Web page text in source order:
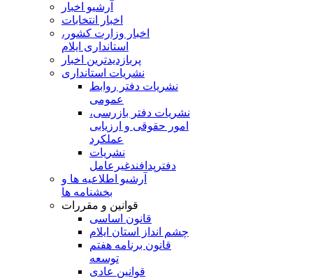
آرشیو اخبار
اخبار انتخابات
اخبار وزارت کشور،
استانداری ایلام
پربازدیدترین اخبار
نشریات استانداری
نشریات دفتر روابط
عمومی
نشريات دفتر بازرسی،
امور حقوقی و ارزيابی
عملکرد
نشريات
دفترپدافندغيرعامل
آرشیو اطلاعیه ها و
بخشنامه ها
قوانین و مقررات
قانون اساسی
چشم انداز استان ایلام
قانون برنامه هفتم
توسعه
قوانین عادی